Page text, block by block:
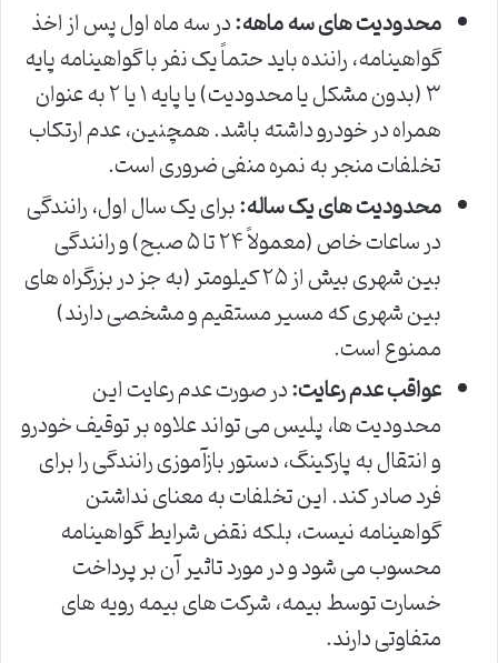
محدودیت های سه ماهه:در سه ماه اول پس از اخذ
گواهینامه، راننده باید حتماً یک نفر با گواهینامه پایه
۳ (بدون مشکل یا محدودیت) یا پایه ۱ یا ۲ به عنوان
همراه در خودرو داشته باشد. همچنین، عدم ارتکاب
تخلفات منجر به نمره منفی ضروری است.
محدودیت های یک ساله:برای یک سال اول، رانندگی
در ساعات خاص (معمولاً ۲۴ تا ۵ صبح) و رانندگی
بین شهری بیش از ۲۵ کیلومتر (به جز در بزرگراه های
بین شهری که مسیر مستقیم و مشخصی دارند)
ممنوع است.
عواقب عدم رعایت:در صورت عدم رعایت این
محدودیت ها، پلیس می تواند علاوه بر توقیف خودرو
و انتقال به پارکینگ، دستور بازآموزی رانندگی را برای
فرد صادر کند. این تخلفات به معنای نداشتن
گواهینامه نیست، بلکه نقض شرایط گواهینامه
محسوب می شود و در مورد تاثیر آن بر پرداخت
خسارت توسط بیمه، شرکت های بیمه رویه های
متفاوتی دارند.